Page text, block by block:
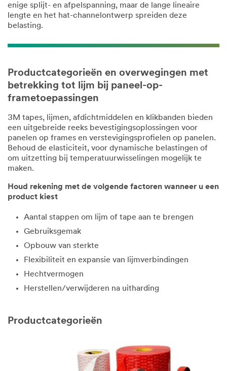
enige splijt- en afpelspanning, maar de lange lineaire
lengte en het hat-channelontwerp spreiden deze
belasting.
Productcategorieën en overwegingen met
betrekking tot lijm bij paneel-op-
frametoepassingen
3M tapes, lijmen, afdichtmiddelen en klikbanden bieden
een uitgebreide reeks bevestigingsoplossingen voor
panelen op frames en verstevigingsprofielen op panelen.
Behoud de elasticiteit, voor dynamische belastingen of
om uitzetting bij temperatuurwisselingen mogelijk te
maken.
Houd rekening met de volgende factoren wanneer u een
product kiest​
Aantal stappen om lijm of tape aan te brengen
Gebruiksgemak
Opbouw van sterkte
Flexibiliteit en expansie van lijmverbindingen
Hechtvermogen
Herstellen/verwijderen na uitharding
Productcategorieën